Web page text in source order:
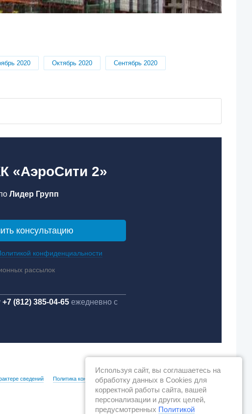
2020 Октябрь 2020 Сентябрь 2020
«АэроСити 2»
Лидер Групп
конфиденциальности
рассылок
+7 (812) 385-04-65 ежедневно с
сведений Политика конфиденциальности
Используя сайт, вы соглашаетесь на
обработку данных в Cookies для
корректной работы сайта, вашей
персонализации и других целей,
предусмотренных Политикой